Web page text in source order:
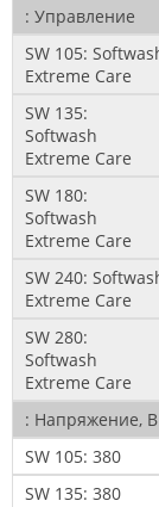
: Управление
SW 105:
Extreme Care
SW 135:
Softwash
Extreme Care
SW 180:
Softwash
Extreme Care
SW 240:
Extreme Care
SW 280:
Softwash
Extreme Care
: Напряжение, В
SW 105: 380
SW 135: 380